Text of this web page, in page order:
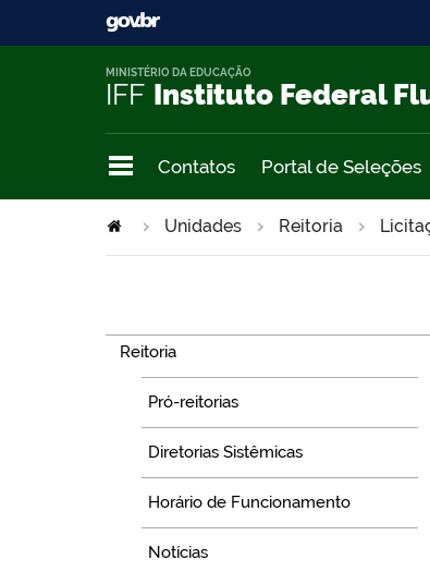
IFF Instituto Federal
MINISTÉRIO DA EDUCAÇÃO
Contatos Portal de Seleções
Unidades Reitoria
Reitoria
Pró-reitorias
Diretorias Sistêmicas
Horário de Funcionamento
Notícias